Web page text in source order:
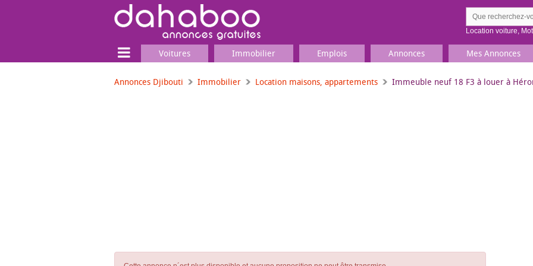
Location voiture,
Voitures Immobilier Emplois Annonces Mes Annonces
Annonces Djibouti Immobilier Location maisons, appartements Immeuble neuf 18 F3 à louer à